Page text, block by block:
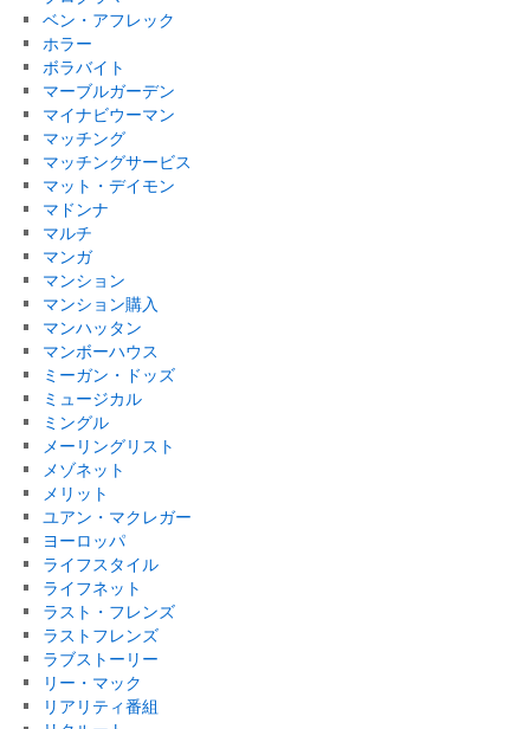
ベン・アフレック
ホラー
ボラバイト
マーブルガーデン
マイナビウーマン
マッチング
マッチングサービス
マット・デイモン
マドンナ
マルチ
マンガ
マンション
マンション購入
マンハッタン
マンボーハウス
ミーガン・ドッズ
ミュージカル
ミングル
メーリングリスト
メゾネット
メリット
ユアン・マクレガー
ヨーロッパ
ライフスタイル
ライフネット
ラスト・フレンズ
ラストフレンズ
ラブストーリー
リー・マック
リアリティ番組